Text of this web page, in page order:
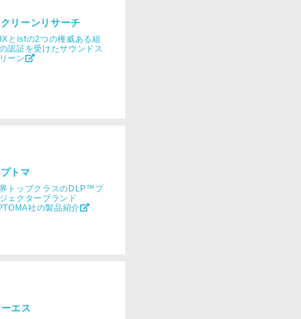
リーンリサーチ
とisfの2つの権威ある組
認証を受けたサウンドス
ーン
トマ
トップクラスのDLP™プ
ェクターブランド
社の製品紹介
エス